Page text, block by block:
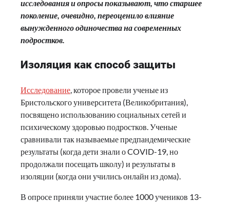
исследования и опросы показывают, что старшее
поколение, очевидно, переоценило влияние
вынужденного одиночества на современных
подростков.
Изоляция как способ защиты
Исследование , которое провели ученые из
Бристольского университета (Великобритания),
посвящено использованию социальных сетей и
психическому здоровью подростков. Ученые
сравнивали так называемые предпандемические
результаты (когда дети знали о COVID-19, но
продолжали посещать школу) и результаты в
изоляции (когда они учились онлайн из дома).
В опросе приняли участие более 1000 учеников 13-